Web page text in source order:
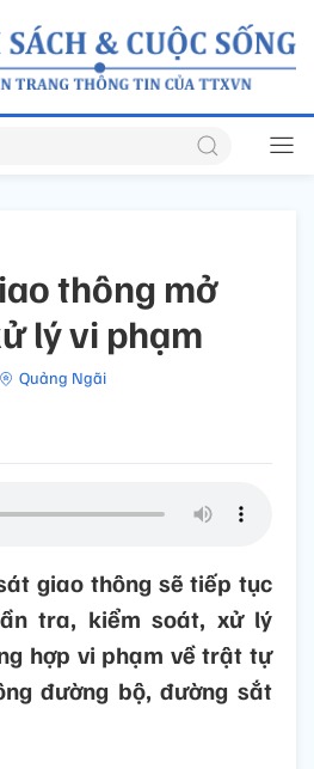
thông mở
lý vi phạm
Quảng Ngãi
giao thông sẽ tiếp tục
tra, kiểm soát, xử lý
hợp vi phạm về trật tự
đường bộ, đường sắt